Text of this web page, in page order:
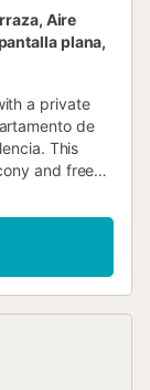
Aire
plana,
a private
de
This
and free